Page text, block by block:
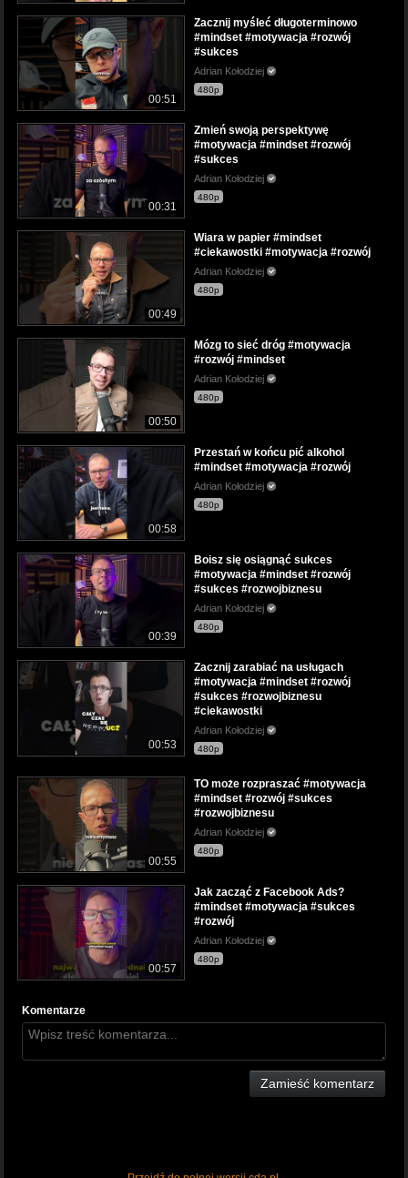
00:51
Zacznij myśleć długoterminowo
#mindset #motywacja #rozwój
#sukces
Adrian Kołodziej
480p
00:31
Zmień swoją perspektywę
#motywacja #mindset #rozwój
#sukces
Adrian Kołodziej
480p
00:49
Wiara w papier #mindset
#ciekawostki #motywacja #rozwój
Adrian Kołodziej
480p
00:50
Mózg to sieć dróg #motywacja
#rozwój #mindset
Adrian Kołodziej
480p
00:58
Przestań w końcu pić alkohol
#mindset #motywacja #rozwój
Adrian Kołodziej
480p
00:39
Boisz się osiągnąć sukces
#motywacja #mindset #rozwój
#sukces #rozwojbiznesu
Adrian Kołodziej
480p
00:53
Zacznij zarabiać na usługach
#motywacja #mindset #rozwój
#sukces #rozwojbiznesu
#ciekawostki
Adrian Kołodziej
480p
00:55
TO może rozpraszać #motywacja
#mindset #rozwój #sukces
#rozwojbiznesu
Adrian Kołodziej
480p
00:57
Jak zacząć z Facebook Ads?
#mindset #motywacja #sukces
#rozwój
Adrian Kołodziej
480p
Komentarze
Zamieść komentarz